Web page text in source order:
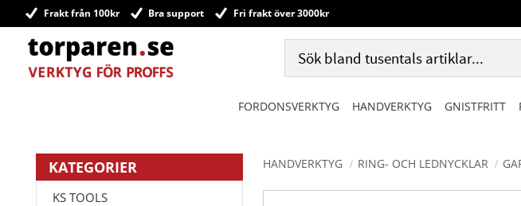
Frakt från 100kr Bra support Fri frakt över 3000kr
FORDONSVERKTYG HANDVERKTYG GNISTFRITT
HANDVERKTYG RING- OCH LEDNYCKLAR
KATEGORIER
KS TOOLS